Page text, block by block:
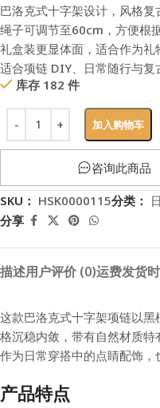
巴洛克式十字架设计，风格
绳子可调节至60cm，方便根
礼盒装更显体面，适合作为礼
适合项链 DIY、日常随行与复
库存 182 件
加入购物车
咨询此商品
SKU： HSK0000115分类：
分享
描述用户评价 (0)运费发货
这款巴洛克式十字架项链以
格沉稳内敛，带有自然材质
作为日常穿搭中的点睛配饰，
产品特点